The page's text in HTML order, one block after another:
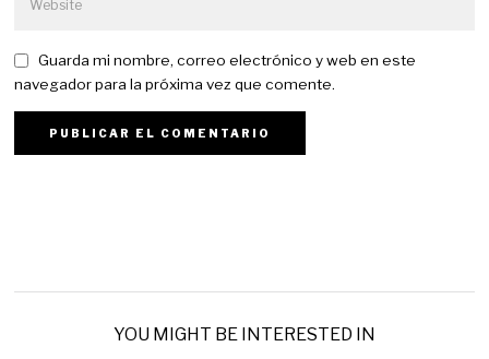
Guarda mi nombre, correo electrónico y web en este
navegador para la próxima vez que comente.
YOU MIGHT BE INTERESTED IN